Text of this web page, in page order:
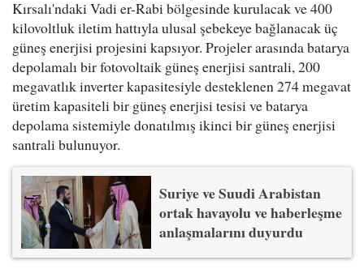
Kırsalı'ndaki Vadi er-Rabi bölgesinde kurulacak ve 400
kilovoltluk iletim hattıyla ulusal şebekeye bağlanacak üç
güneş enerjisi projesini kapsıyor. Projeler arasında batarya
depolamalı bir fotovoltaik güneş enerjisi santrali, 200
megavatlık inverter kapasitesiyle desteklenen 274 megavat
üretim kapasiteli bir güneş enerjisi tesisi ve batarya
depolama sistemiyle donatılmış ikinci bir güneş enerjisi
santrali bulunuyor.
Suriye ve Suudi Arabistan
ortak havayolu ve haberleşme
anlaşmalarını duyurdu